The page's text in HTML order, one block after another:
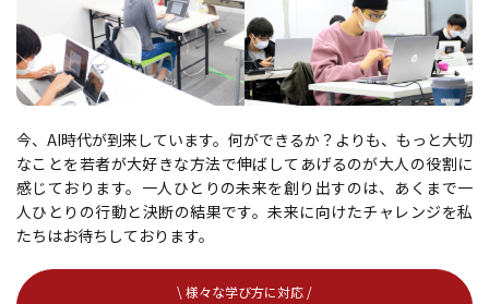
今、AI時代が到来しています。何ができるか？よりも、もっと大切
なことを若者が大好きな方法で伸ばしてあげるのが大人の役割に
感じております。一人ひとりの未来を創り出すのは、あくまで一
人ひとりの行動と決断の結果です。未来に向けたチャレンジを私
たちはお待ちしております。
\ 様々な学び方に対応 /